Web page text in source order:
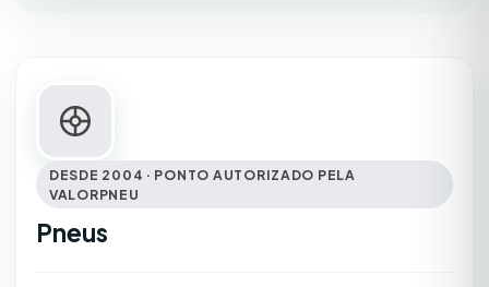
DESDE 2004 · PONTO AUTORIZADO PELA
VALORPNEU
Pneus